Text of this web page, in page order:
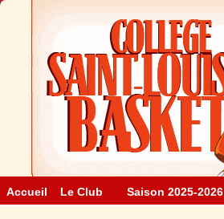
Accueil Le Club Saison 2025-2026